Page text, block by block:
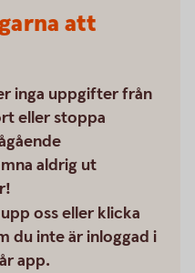
att
inga uppgifter från
eller stoppa
aldrig ut
oss eller klicka
du inte är inloggad i
app.